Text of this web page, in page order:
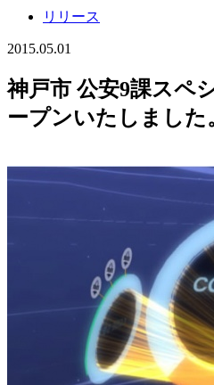
リリース
2015.05.01
神戸市 公安9課スペ
ープンいたしました